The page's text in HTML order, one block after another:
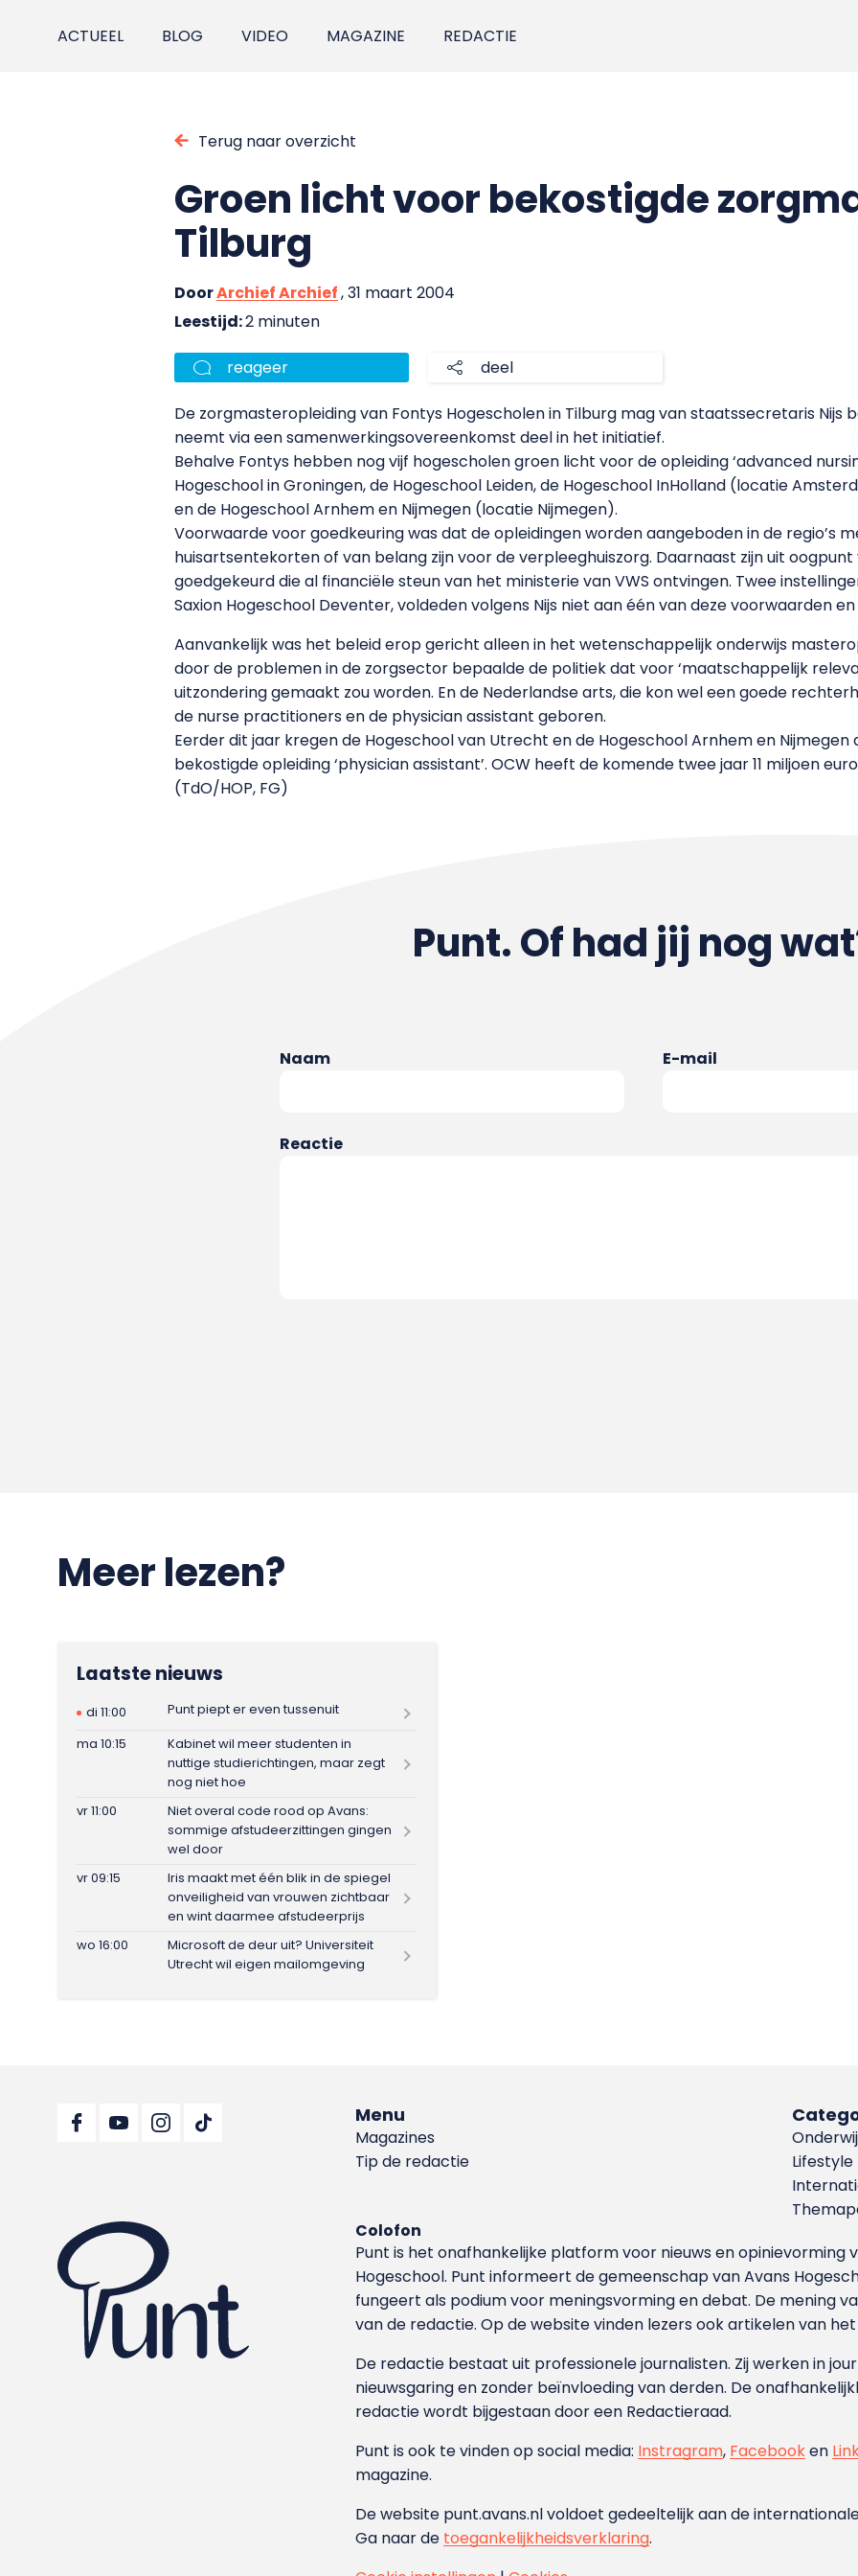
ACTUEEL BLOG VIDEO MAGAZINE REDACTIE
Terug naar overzicht
Groen licht voor bekostigde
Tilburg
DoorArchief Archief, 31 maart 2004
Leestijd:2 minuten
reageer deel
De zorgmasteropleiding van Fontys Hogescholen in Tilburg mag van staatssecretaris Nijs
neemt via een samenwerkingsovereenkomst deel in het initiatief.
Behalve Fontys hebben nog vijf hogescholen groen licht voor de opleiding ‘advanced
Hogeschool in Groningen, de Hogeschool Leiden, de Hogeschool InHolland (locatie
en de Hogeschool Arnhem en Nijmegen (locatie Nijmegen).
Voorwaarde voor goedkeuring was dat de opleidingen worden aangeboden in de regio’s
huisartsentekorten of van belang zijn voor de verpleeghuiszorg. Daarnaast zijn uit
goedgekeurd die al financiële steun van het ministerie van VWS ontvingen. Twee
Saxion Hogeschool Deventer, voldeden volgens Nijs niet aan één van deze voorwaarden
Aanvankelijk was het beleid erop gericht alleen in het wetenschappelijk onderwijs
door de problemen in de zorgsector bepaalde de politiek dat voor ‘maatschappelijk
uitzondering gemaakt zou worden. En de Nederlandse arts, die kon wel een goede
de nurse practitioners en de physician assistant geboren.
Eerder dit jaar kregen de Hogeschool van Utrecht en de Hogeschool Arnhem en
bekostigde opleiding ‘physician assistant’. OCW heeft de komende twee jaar 11 miljoen
(TdO/HOP, FG)
Punt. Of had jij nog
Naam E-mail
Reactie
Meer lezen?
Laatste nieuws
di 11:00
Punt piept er even tussenuit
ma 10:15
Kabinet wil meer studenten in
nuttige studierichtingen, maar zegt
nog niet hoe
vr 11:00
Niet overal code rood op Avans:
sommige afstudeerzittingen gingen
wel door
vr 09:15
Iris maakt met één blik in de spiegel
onveiligheid van vrouwen zichtbaar
en wint daarmee afstudeerprijs
wo 16:00
Microsoft de deur uit? Universiteit
Utrecht wil eigen mailomgeving
Menu
Magazines
Tip de redactie
Lifestyle
Colofon
Punt is het onafhankelijke platform voor nieuws en
Hoge­school. Punt informeert de gemeenschap van Avans
fungeert als podium voor meningsvorming en debat. De mening
van de redactie. Op de website vinden lezers ook artikelen van
De redactie bestaat uit professionele journalisten. Zij werken in
nieuwsgaring en zonder beïnvloeding van derden. De
redactie wordt bijgestaan door een Redactieraad.
Punt is ook te vinden op social media: Instragram, Facebooken
magazine.
De website punt.avans.nl voldoet gedeeltelijk aan de
Ga naar de toegankelijkheidsverklaring.